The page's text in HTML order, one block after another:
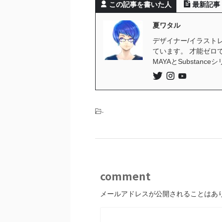
この記事を書いた人 最新記事
夏ワタル
デザイナー/イラスト
ています。 才能ゼロ
MAYAとSubstanceシ
-
comment
メールアドレスが公開されることはあ